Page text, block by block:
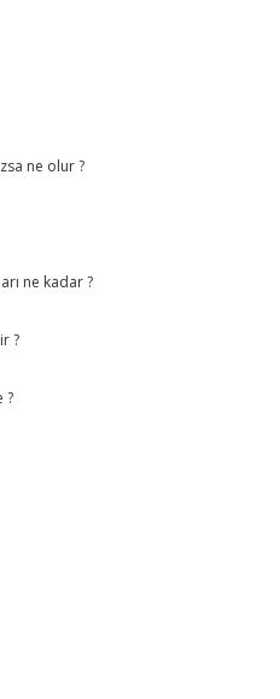
ne olur ?
ne kadar ?
?
?